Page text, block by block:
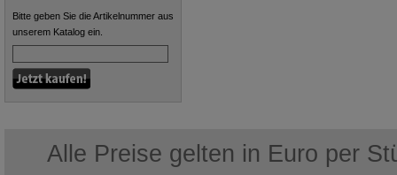
Bitte geben Sie die Artikelnummer aus
unserem Katalog ein.
Alle Preise gelten in Euro per